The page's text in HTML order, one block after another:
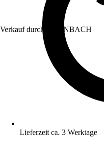
Verkauf durch: HORNBACH
Lieferzeit ca. 3 Werktage